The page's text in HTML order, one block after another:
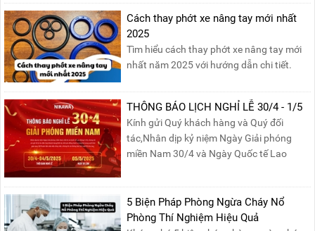
cháy xăng dầu rất dễ lan rộng và gây thiệt
hại nghiêm trọng nếu không được xử lý kịp
thời. Vì vậy, việc hiểu rõ các phương pháp
dập tắt...
Cách thay phớt xe nâng tay mới nhất
2025
Tìm hiểu cách thay phớt xe nâng tay mới
nhất năm 2025 với hướng dẫn chi tiết.
phớt đúng cách, giúp xe nâng hoạt động
hiệu quả và bền lâu!
THÔNG BÁO LỊCH NGHỈ LỄ 30/4 - 1/5
Kính gửi Quý khách hàng và Quý đối
tác,Nhân dịp kỷ niệm Ngày Giải phóng
miền Nam 30/4 và Ngày Quốc tế Lao
báo lịch nghỉ lễ như sau:Thời gian nghỉ: Từ
Thứ Ba, ngày 29/04/2025 đến hết Chủ
Nhật, ngày 04/05/2025.T...
5 Biện Pháp Phòng Ngừa Cháy Nổ
Phòng Thí Nghiệm Hiệu Quả